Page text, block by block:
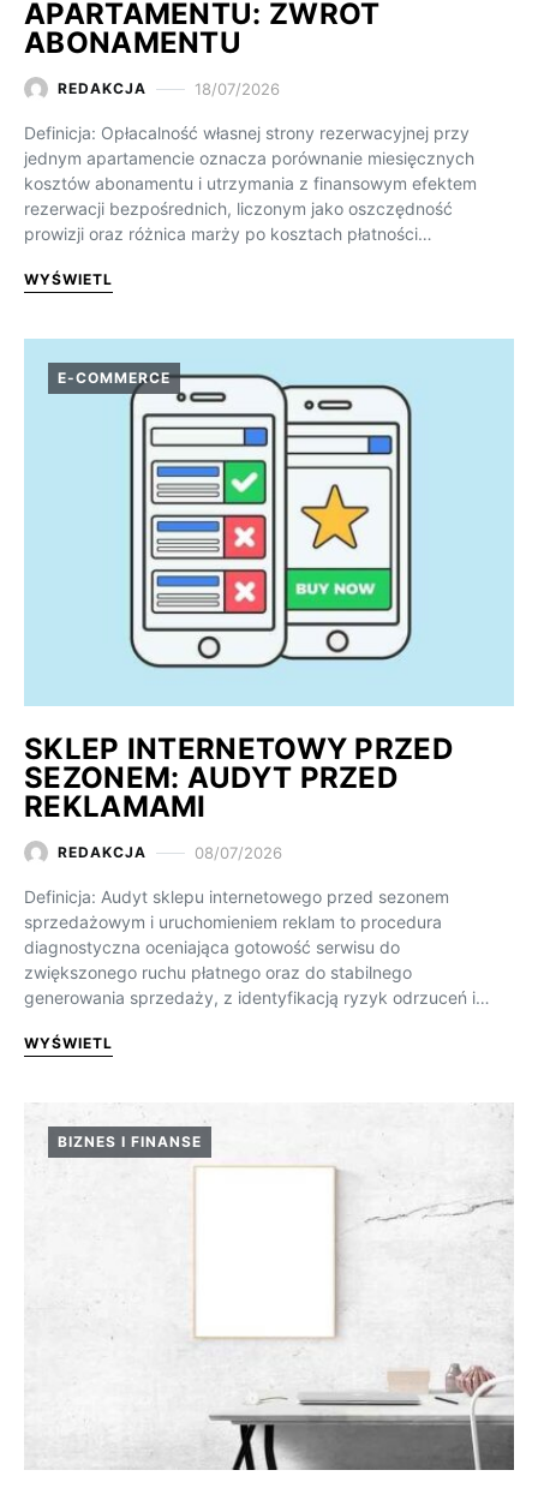
APARTAMENTU: ZWROT
ABONAMENTU
REDAKCJA 18/07/2026
Definicja: Opłacalność własnej strony rezerwacyjnej przy
jednym apartamencie oznacza porównanie miesięcznych
kosztów abonamentu i utrzymania z finansowym efektem
rezerwacji bezpośrednich, liczonym jako oszczędność
prowizji oraz różnica marży po kosztach płatności…
WYŚWIETL
E-COMMERCE
SKLEP INTERNETOWY PRZED
SEZONEM: AUDYT PRZED
REKLAMAMI
REDAKCJA 08/07/2026
Definicja: Audyt sklepu internetowego przed sezonem
sprzedażowym i uruchomieniem reklam to procedura
diagnostyczna oceniająca gotowość serwisu do
zwiększonego ruchu płatnego oraz do stabilnego
generowania sprzedaży, z identyfikacją ryzyk odrzuceń i…
WYŚWIETL
BIZNES I FINANSE